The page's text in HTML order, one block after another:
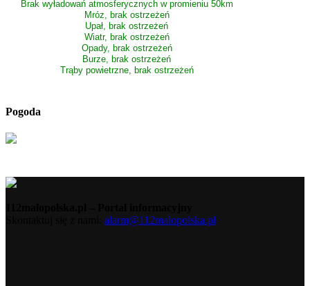
Brak wyładowań atmosferycznych w promieniu 50km
Mróz, brak ostrzeżeń
Upał, brak ostrzeżeń
Wiatr, brak ostrzeżeń
Opady, brak ostrzeżeń
Burze, brak ostrzeżeń
Trąby powietrzne, brak ostrzeżeń
Pogoda
alarm@112malopolska.pl